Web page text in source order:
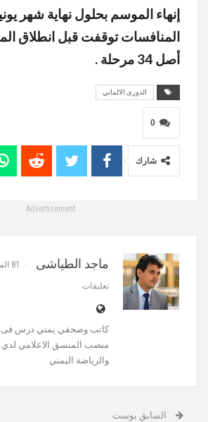
إنهاء الموسم بحلول نهاية شهر
أصل 34 مرحلة .
الدورى الالماني
0
شارك
Advertisement
ماجد الطياشى 81 المشاركات
تعليقات
كاتب وصحفي يمني درس فى
منصب المنسق الاعلامي لدي
والرياضة اليمني
السابق بوست